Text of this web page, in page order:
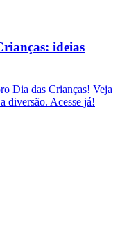
ideias
Dia das Crianças! Veja
diversão. Acesse já!